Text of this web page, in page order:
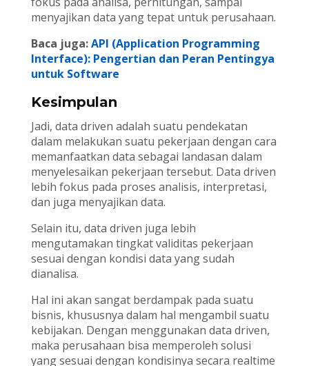
menyajikan data yang tepat untuk perusahaan.
Baca juga:API (Application Programming
Interface): Pengertian dan Peran Pentingya
untuk Software
Kesimpulan
Jadi, data driven adalah suatu pendekatan
dalam melakukan suatu pekerjaan dengan cara
memanfaatkan data sebagai landasan dalam
menyelesaikan pekerjaan tersebut. Data driven
lebih fokus pada proses analisis, interpretasi,
dan juga menyajikan data.
Selain itu, data driven juga lebih
mengutamakan tingkat validitas pekerjaan
sesuai dengan kondisi data yang sudah
dianalisa.
Hal ini akan sangat berdampak pada suatu
bisnis, khususnya dalam hal mengambil suatu
kebijakan. Dengan menggunakan data driven,
maka perusahaan bisa memperoleh solusi
yang sesuai dengan kondisinya secara realtime